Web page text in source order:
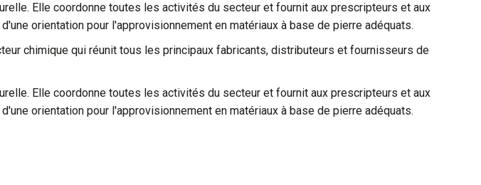
Elle coordonne toutes les activités du secteur et fournit aux prescripteurs et aux
orientation pour l'approvisionnement en matériaux à base de pierre adéquats.
chimique qui réunit tous les principaux fabricants, distributeurs et fournisseurs de
Elle coordonne toutes les activités du secteur et fournit aux prescripteurs et aux
orientation pour l'approvisionnement en matériaux à base de pierre adéquats.